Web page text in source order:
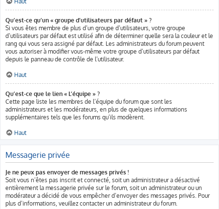
Qu’est-ce qu’un « groupe d’utilisateurs par défaut » ?
Si vous êtes membre de plus d’un groupe d’utilisateurs, votre groupe
d’utilisateurs par défaut est utilisé afin de déterminer quelle sera la couleur et le
rang qui vous sera assigné par défaut. Les administrateurs du forum peuvent
vous autoriser à modifier vous-même votre groupe d’utilisateurs par défaut
depuis le panneau de contrôle de l’utilisateur.
Haut
Qu’est-ce que le lien « L’équipe » ?
Cette page liste les membres de l’équipe du forum que sont les
administrateurs et les modérateurs, en plus de quelques informations
supplémentaires tels que les forums qu’ils modèrent.
Haut
Messagerie privée
Je ne peux pas envoyer de messages privés !
Soit vous n’êtes pas inscrit et connecté, soit un administrateur a désactivé
entièrement la messagerie privée sur le forum, soit un administrateur ou un
modérateur a décidé de vous empêcher d’envoyer des messages privés. Pour
plus d’informations, veuillez contacter un administrateur du forum.